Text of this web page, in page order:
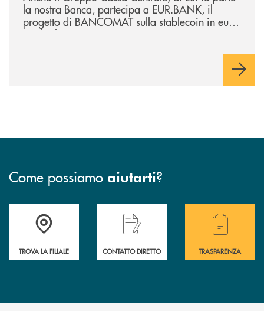
la nostra Banca, partecipa a EUR.BANK, il
progetto di BANCOMAT sulla stablecoin in euro
e sul relativo ecosistema
Come possiamo aiutarti?
Accedi all' elenco completo delle filiali della Bcc.
TROVA LA FILIALE
Hai bisogno di assistenza immediata?
CONTATTO DIRETTO
Hai bisogno di
TRASPARENZA